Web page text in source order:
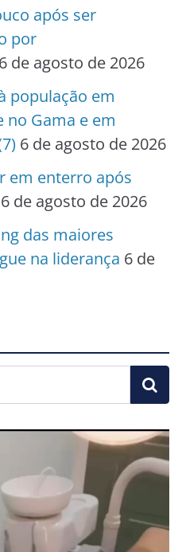
após ser
por
6 de agosto de 2026
população em
no Gama e em
6 de agosto de 2026
em enterro após
6 de agosto de 2026
das maiores
na liderança 6 de